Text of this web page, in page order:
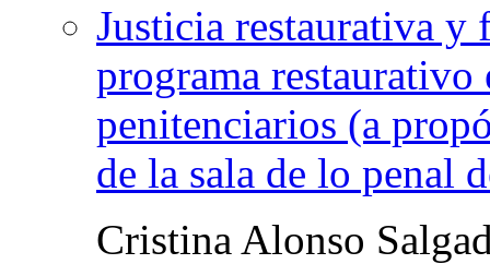
Justicia restaurativa y
programa restaurativo
penitenciarios (a
de la sala de lo penal
Cristina Alonso